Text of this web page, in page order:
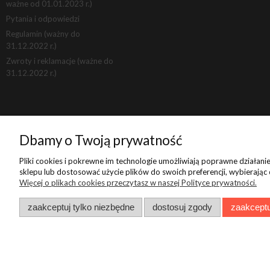
ważne od 01.01.2023 r.)
Pytania i odpowiedzi
Regulamin (ważny do
31.12.2022 r.)
Zwroty i reklamacje (ważne do
31.12.2022 r.)
Dbamy o Twoją prywatność
Pliki cookies i pokrewne im technologie umożliwiają poprawne
sklepu lub dostosować użycie plików do swoich preferencji,
Więcej o plikach cookies przeczytasz w naszej Polityce prywatności.
zaakceptuj tylko niezbędne dostosuj zgody